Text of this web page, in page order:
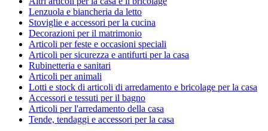
Lenzuola e biancheria da letto
Stoviglie e accessori per la cucina
Decorazioni per il matrimonio
Articoli per feste e occasioni speciali
Articoli per sicurezza e antifurti per la casa
Rubinetteria e sanitari
Articoli per animali
Lotti e stock di articoli di arredamento e bricolage per la casa
Accessori e tessuti per il bagno
Articoli per l'arredamento della casa
Tende, tendaggi e accessori per la casa